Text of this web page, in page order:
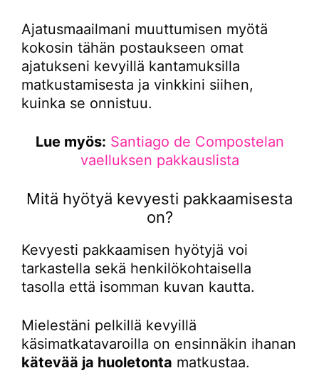
Ajatusmaailmani muuttumisen myötä
kokosin tähän postaukseen omat
ajatukseni kevyillä kantamuksilla
matkustamisesta ja vinkkini siihen,
kuinka se onnistuu.
Lue myös: Santiago de Compostelan
vaelluksen pakkauslista
Mitä hyötyä kevyesti pakkaamisesta
on?
Kevyesti pakkaamisen hyötyjä voi
tarkastella sekä henkilökohtaisella
tasolla että isomman kuvan kautta.
Mielestäni pelkillä kevyillä
käsimatkatavaroilla on ensinnäkin ihanan
kätevää ja huoletonta matkustaa.